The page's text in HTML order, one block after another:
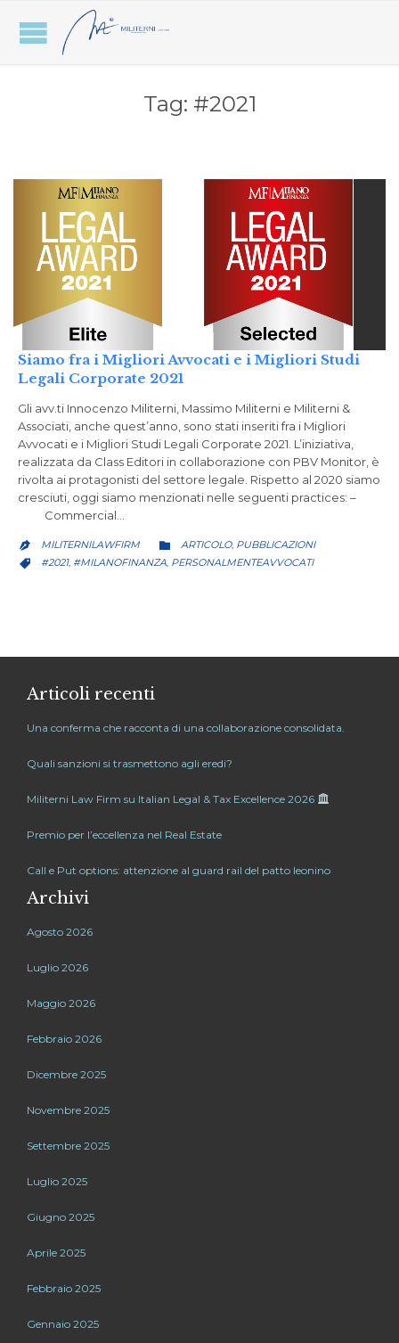
Tag: #2021
Siamo fra i Migliori Avvocati e i Migliori Studi
Legali Corporate 2021
Gli avv.ti Innocenzo Militerni, Massimo Militerni e Militerni &
Associati, anche quest’anno, sono stati inseriti fra i Migliori
Avvocati e i Migliori Studi Legali Corporate 2021. L’iniziativa,
realizzata da Class Editori in collaborazione con PBV Monitor, è
rivolta ai protagonisti del settore legale. Rispetto al 2020 siamo
cresciuti, oggi siamo menzionati nelle seguenti practices: –
Commercial…
 MILITERNILAWFIRM  CATEGORY
ARTICOLO, PUBBLICAZIONI
 CATEGORY
#2021, #MILANOFINANZA, PERSONALMENTEAVVOCATI
Articoli recenti
Una conferma che racconta di una collaborazione consolidata.
Quali sanzioni si trasmettono agli eredi?
Militerni Law Firm su Italian Legal & Tax Excellence 2026
Premio per l’eccellenza nel Real Estate
Call e Put options: attenzione al guard rail del patto leonino
Archivi
Agosto 2026
Luglio 2026
Maggio 2026
Febbraio 2026
Dicembre 2025
Novembre 2025
Settembre 2025
Luglio 2025
Giugno 2025
Aprile 2025
Febbraio 2025
Gennaio 2025